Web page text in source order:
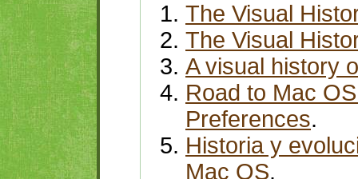
The Visual
The Visual
A visual history
Road to Mac
Preferences.
Historia y
Mac OS.